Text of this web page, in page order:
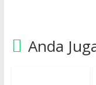
Anda